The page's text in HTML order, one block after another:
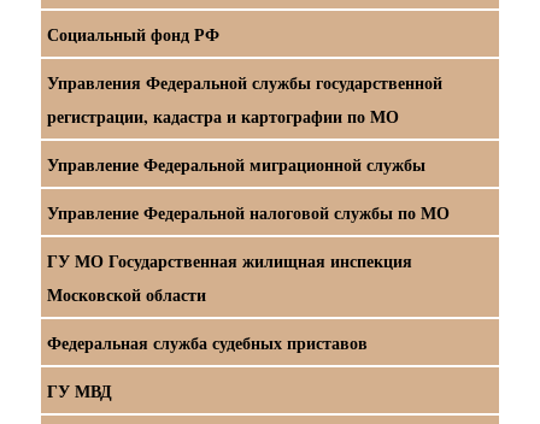
Социальный фонд РФ
Управления Федеральной службы государственной
регистрации, кадастра и картографии по МО
Управление Федеральной миграционной службы
Управление Федеральной налоговой службы по МО
ГУ МО Государственная жилищная инспекция
Московской области
Федеральная служба судебных приставов
ГУ МВД